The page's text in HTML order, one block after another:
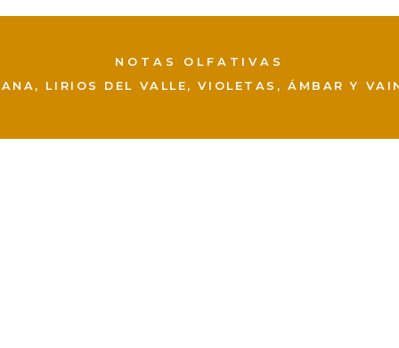
NOTAS OLFATIVAS
LIRIOS DEL VALLE, VIOLETAS, ÁMBAR Y